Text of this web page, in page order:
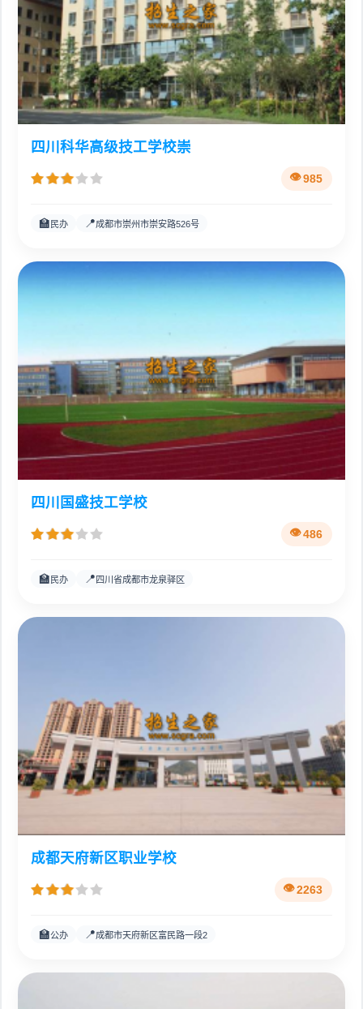
四川科华高级技工学校崇
985
🏫 民办 📍成都市崇州市崇安路526号
四川国盛技工学校
486
🏫 民办 📍四川省成都市龙泉驿区
成都天府新区职业学校
2263
🏫公办 📍成都市天府新区富民路一段2